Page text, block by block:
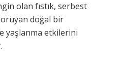
olan fıstık, serbest
doğal bir
yaşlanma etkilerini